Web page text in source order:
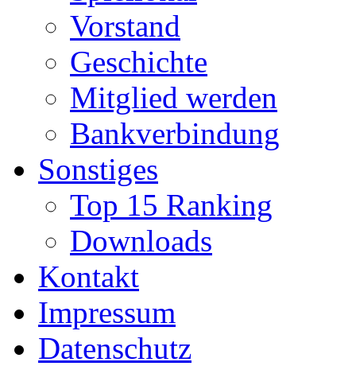
Vorstand
Geschichte
Mitglied werden
Bankverbindung
Sonstiges
Top 15 Ranking
Downloads
Kontakt
Impressum
Datenschutz